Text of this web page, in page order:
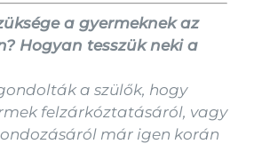
a gyermeknek az
Hogyan tesszük neki a
a szülők, hogy
felzárkóztatásáról, vagy
már igen korán